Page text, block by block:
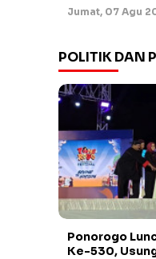
Jumat, 07 Agu
POLITIK DAN
Ponorogo
Ke-530,